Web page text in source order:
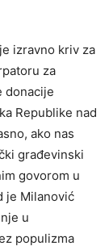
izravno kriv za
za
donacije
Republike nad
ako nas
građevinski
govorom u
je Milanović
u
populizma